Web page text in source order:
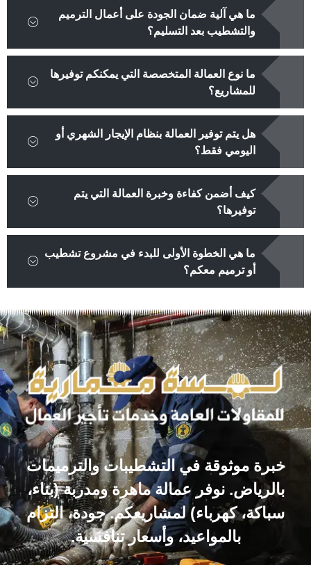
ما هي آلية ضمان الجودة على أعمال الترميم
والتشطيب بعد التسليم؟
ما نوع العمالة المتخصصة التي يمكنكم توفيرها
للمشاريع؟
هل يتم توفير العمالة بنظام الإيجار الشهري أو
اليومي فقط؟
كيف أضمن كفاءة وخبرة العمالة التي يتم
توفيرها؟
ما هي الخطوة الأولى للبدء في مشروع تشطيب
أو ترميم معكم؟
خبرة موثوقة في التشطيبات والترميمات
بالرياض. نوفر عمالة ماهرة ومدربة (بناء،
سباكة، كهرباء) لمشاريعكم. جودة، التزام
بالمواعيد، وأسعار تنافسية.